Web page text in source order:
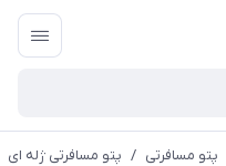
پتو مسافرتی / پتو مسافرتی ژله ای